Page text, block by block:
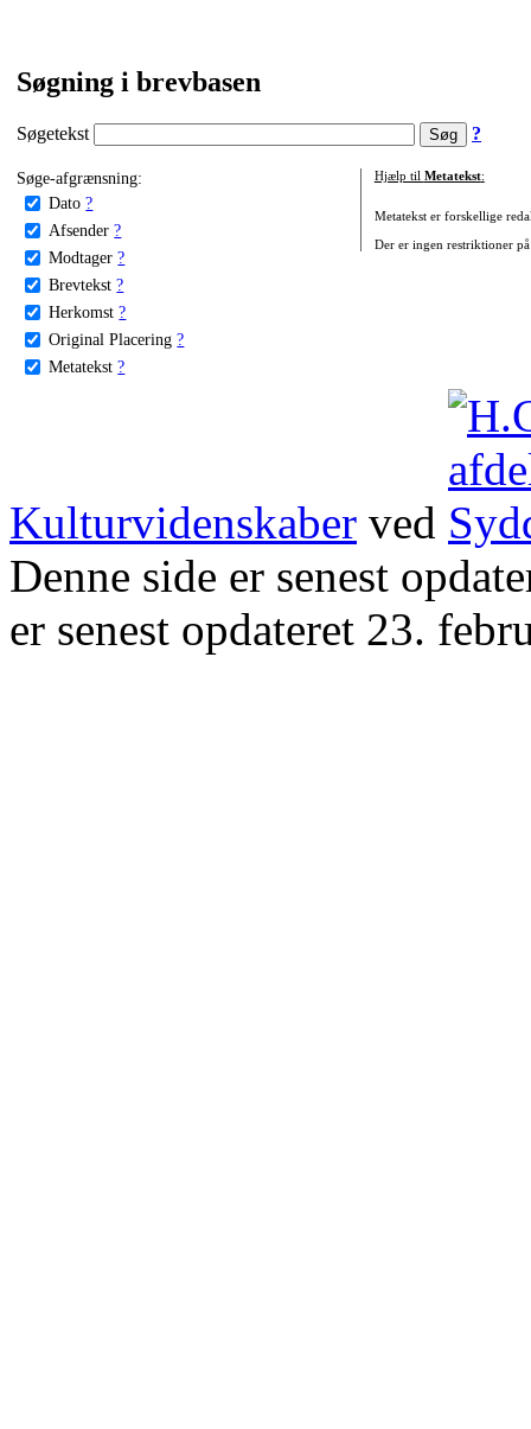
Søgning i brevbasen
Søgetekst ?
Søge-afgrænsning:
Dato ?
Afsender ?
Modtager ?
Brevtekst ?
Herkomst ?
Original Placering ?
Metatekst ?
Hjælp til Metatekst:
Metatekst er forskellige
Der er ingen restriktioner
Kulturvidenskaber ved
Denne side er senest
er senest opdateret 23.